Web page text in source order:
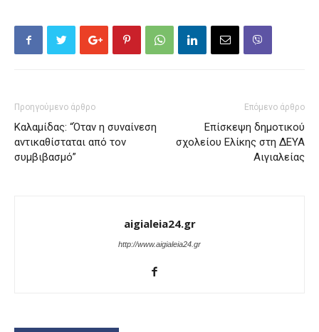
Προηγούμενο άρθρο
Καλαμίδας: “Όταν η συναίνεση
αντικαθίσταται από τον
συμβιβασμό”
Επόμενο άρθρο
Επίσκεψη δημοτικού
σχολείου Ελίκης στη ΔΕΥΑ
Αιγιαλείας
aigialeia24.gr
http://www.aigialeia24.gr